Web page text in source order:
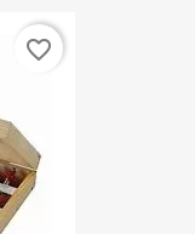
favorite_border